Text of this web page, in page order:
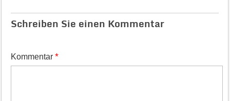
Schreiben Sie einen Kommentar
Kommentar *